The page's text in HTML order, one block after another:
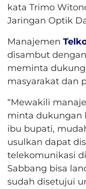
kata Trimo
Jaringan Optik
Manajemen
disambut
meminta
masyarakat dan
“Mewakili
minta dukungan
ibu bupati,
usulkan dapat
telekomunikasi
Sabbang bisa
sudah disetujui